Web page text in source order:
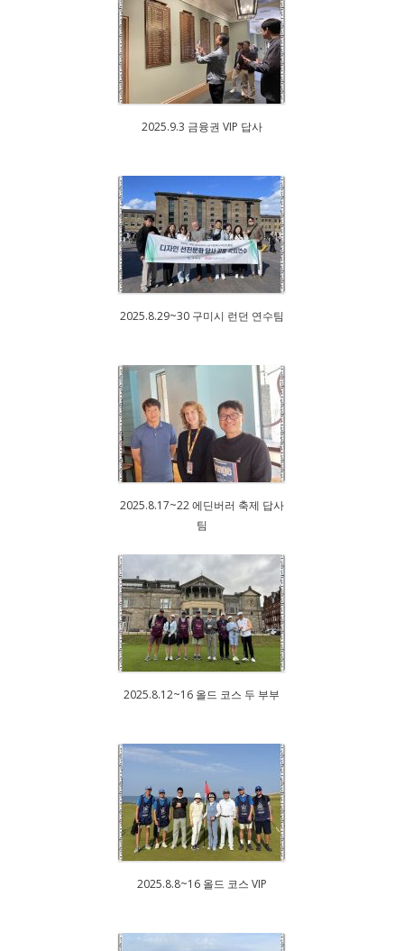
2025.9.3 금융권 VIP 답사
2025.8.29~30 구미시 런던 연수팀
2025.8.17~22 에딘버러 축제 답사
팀
2025.8.12~16 올드 코스 두 부부
2025.8.8~16 올드 코스 VIP